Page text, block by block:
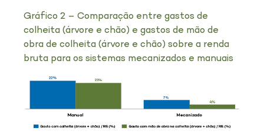
Gráfico 2 – Comparação entre gastos de
colheita (árvore e chão) e gastos de mão de
obra de colheita (árvore e chão) sobre a renda
bruta para os sistemas mecanizados e manuais